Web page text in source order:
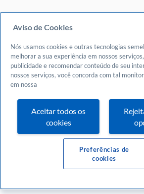
Navegue
Meu espaço
Fazer login
Cadastrar-se
Central de atendimento
0800570 0800
Aviso de Cookies
Nós usamos cookies e outras tecnologias
melhorar a sua experiência em nossos
publicidade e recomendar conteúdo de seu
nossos serviços, você concorda com tal
em nossa
Aceitar todos os
cookies
Preferências de
cookies